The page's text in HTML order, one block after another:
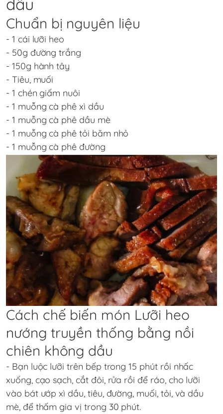
Chuẩn bị nguyên liệu
- 1 cái lưỡi heo
- 50g đường trắng
- 150g hành tây
- Tiêu, muối
- 1 chén giấm nuôi
- 1 muỗng cà phê xì dầu
- 1 muỗng cà phê dầu mè
- 1 muỗng cà phê tỏi băm nhỏ
- 1 muỗng cà phê đường
Cách chế biến món Lưỡi heo
nướng truyền thống bằng nồi
chiên không dầu
- Bạn luộc lưỡi trên bếp trong 15 phút rồi nhấc
xuống, cạo sạch, cắt đôi, rửa rồi để ráo, cho lưỡi
vào bát ướp xì dầu, tiêu, đường, muối, tỏi, và dầu
mè, để thấm gia vị trong 30 phút.